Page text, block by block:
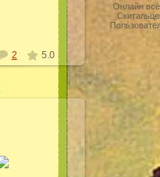
2 5.0
Онлайн